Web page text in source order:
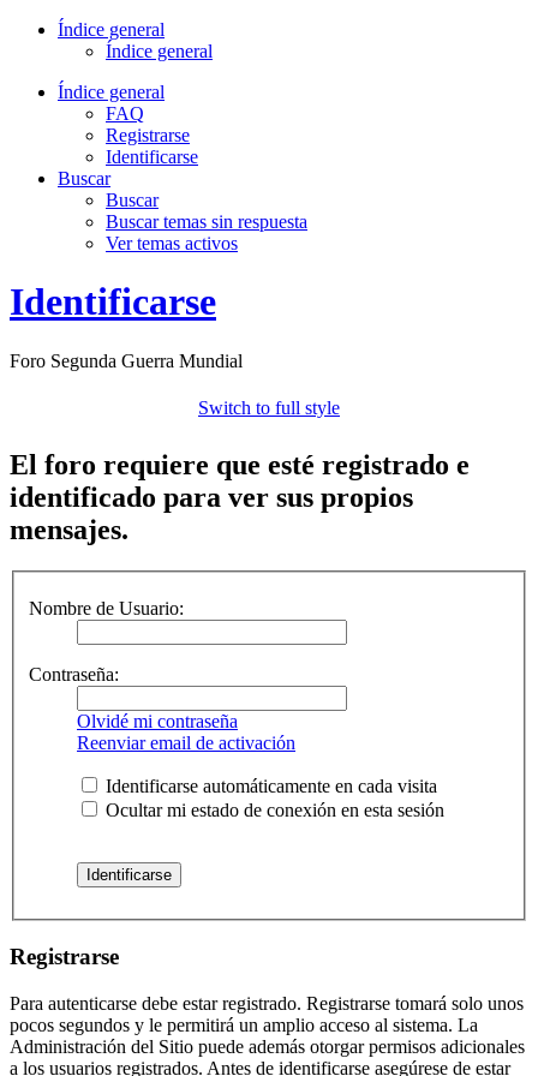
Índice general
Índice general
Índice general
FAQ
Registrarse
Identificarse
Buscar
Buscar
Buscar temas sin respuesta
Ver temas activos
Identificarse
Foro Segunda Guerra Mundial
Switch to full style
El foro requiere que esté registrado e
identificado para ver sus propios
mensajes.
Nombre de Usuario:
Contraseña:
Olvidé mi contraseña
Reenviar email de activación
Identificarse automáticamente en cada visita
Ocultar mi estado de conexión en esta sesión
Registrarse
Para autenticarse debe estar registrado. Registrarse tomará solo unos
pocos segundos y le permitirá un amplio acceso al sistema. La
Administración del Sitio puede además otorgar permisos adicionales
a los usuarios registrados. Antes de identificarse asegúrese de estar